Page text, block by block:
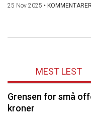
25 Nov 2025 • KOMMENTARER
MEST LEST
Grensen for små
kroner